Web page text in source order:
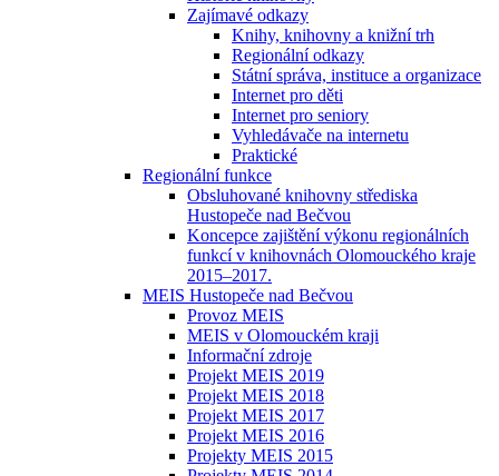
Zajímavé odkazy
Knihy, knihovny a knižní trh
Regionální odkazy
Státní správa, instituce a organizace
Internet pro děti
Internet pro seniory
Vyhledávače na internetu
Praktické
Regionální funkce
Obsluhované knihovny střediska
Hustopeče nad Bečvou
Koncepce zajištění výkonu regionálních
funkcí v knihovnách Olomouckého kraje
2015–2017.
MEIS Hustopeče nad Bečvou
Provoz MEIS
MEIS v Olomouckém kraji
Informační zdroje
Projekt MEIS 2019
Projekt MEIS 2018
Projekt MEIS 2017
Projekt MEIS 2016
Projekty MEIS 2015